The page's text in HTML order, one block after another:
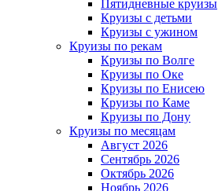
Пятидневные круизы
Круизы с детьми
Круизы с ужином
Круизы по рекам
Круизы по Волге
Круизы по Оке
Круизы по Енисею
Круизы по Каме
Круизы по Дону
Круизы по месяцам
Август 2026
Сентябрь 2026
Октябрь 2026
Ноябрь 2026